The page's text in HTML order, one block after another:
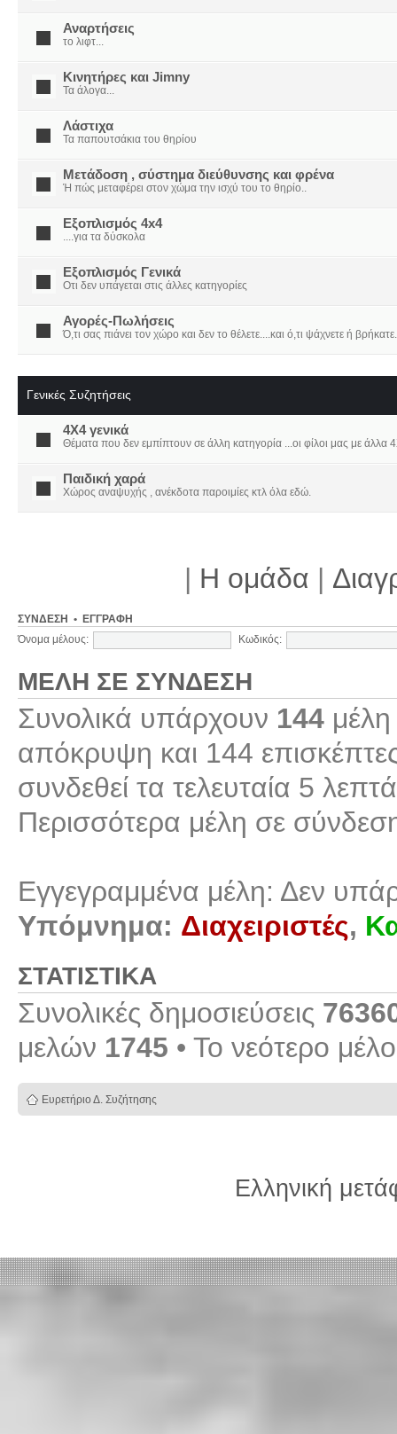
Αναρτήσεις
το λιφτ...
Κινητήρες και Jimny
Τα άλογα...
Λάστιχα
Τα παπουτσάκια του θηρίου
Μετάδοση , σύστημα διεύθυνσης και φρένα
Ή πώς μεταφέρει στον χώμα την ισχύ του το θηρίο..
Εξοπλισμός 4x4
....για τα δύσκολα
Εξοπλισμός Γενικά
Οτι δεν υπάγεται στις άλλες κατηγορίες
Αγορές-Πωλήσεις
Ό,τι σας πιάνει τον χώρο και δεν το θέλετε....και ό,τι ψάχνετε ή
Γενικές Συζητήσεις
4X4 γενικά
Θέματα που δεν εμπίπτουν σε άλλη κατηγορία ...οι φίλοι μας με άλλα
Παιδική χαρά
Χώρος αναψυχής , ανέκδοτα παροιμίες κτλ όλα εδώ.
| Η ομάδα |
ΣΎΝΔΕΣΗ • ΕΓΓΡΑΦΉ
Όνομα μέλους: Κωδικός:
ΜΈΛΗ ΣΕ ΣΎΝΔΕΣΗ
Συνολικά υπάρχουν 144
απόκρυψη και 144
συνδεθεί τα τελευταία 5
Περισσότερα μέλη σε
Εγγεγραμμένα μέλη: Δεν
Υπόμνημα: Διαχειριστές,
ΣΤΑΤΙΣΤΙΚΆ
Συνολικές δημοσιεύσεις
μελών 1745 • Το νεότερο
Ευρετήριο Δ. Συζήτησης
Ελληνική